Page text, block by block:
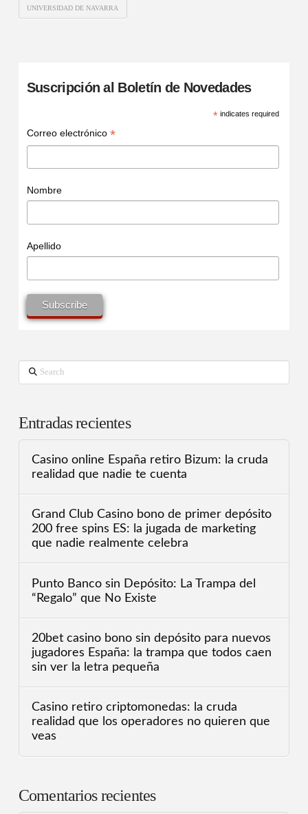
UNIVERSIDAD DE NAVARRA
Suscripción al Boletín de Novedades
*indicates required
Correo electrónico *
Nombre
Apellido
Search
Entradas recientes
Casino online España retiro Bizum: la cruda
realidad que nadie te cuenta
Grand Club Casino bono de primer depósito
200 free spins ES: la jugada de marketing
que nadie realmente celebra
Punto Banco sin Depósito: La Trampa del
“Regalo” que No Existe
20bet casino bono sin depósito para nuevos
jugadores España: la trampa que todos caen
sin ver la letra pequeña
Casino retiro criptomonedas: la cruda
realidad que los operadores no quieren que
veas
Comentarios recientes